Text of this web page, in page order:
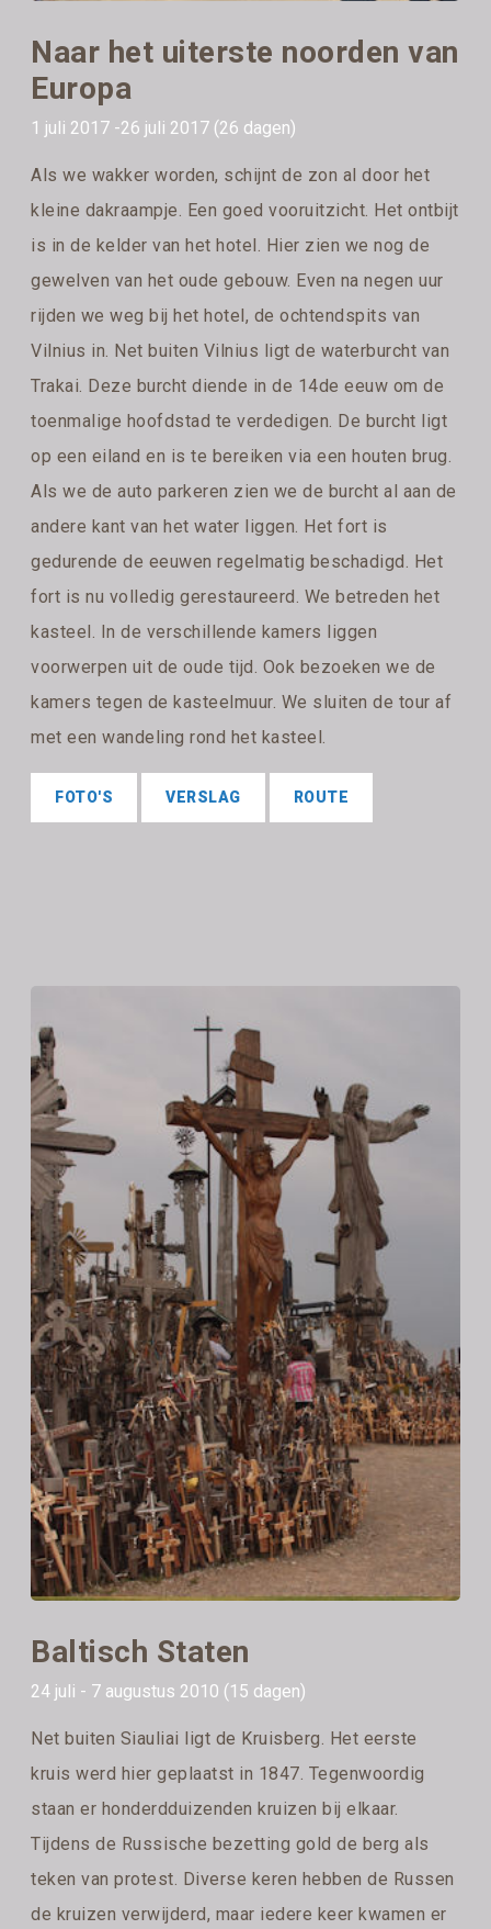
Naar het uiterste noorden van
Europa
1 juli 2017 -26 juli 2017 (26 dagen)
Als we wakker worden, schijnt de zon al door het
kleine dakraampje. Een goed vooruitzicht. Het ontbijt
is in de kelder van het hotel. Hier zien we nog de
gewelven van het oude gebouw. Even na negen uur
rijden we weg bij het hotel, de ochtendspits van
Vilnius in. Net buiten Vilnius ligt de waterburcht van
Trakai. Deze burcht diende in de 14de eeuw om de
toenmalige hoofdstad te verdedigen. De burcht ligt
op een eiland en is te bereiken via een houten brug.
Als we de auto parkeren zien we de burcht al aan de
andere kant van het water liggen. Het fort is
gedurende de eeuwen regelmatig beschadigd. Het
fort is nu volledig gerestaureerd. We betreden het
kasteel. In de verschillende kamers liggen
voorwerpen uit de oude tijd. Ook bezoeken we de
kamers tegen de kasteelmuur. We sluiten de tour af
met een wandeling rond het kasteel.
FOTO'S VERSLAG ROUTE
Baltisch Staten
24 juli - 7 augustus 2010 (15 dagen)
Net buiten Siauliai ligt de Kruisberg. Het eerste
kruis werd hier geplaatst in 1847. Tegenwoordig
staan er honderdduizenden kruizen bij elkaar.
Tijdens de Russische bezetting gold de berg als
teken van protest. Diverse keren hebben de Russen
de kruizen verwijderd, maar iedere keer kwamen er